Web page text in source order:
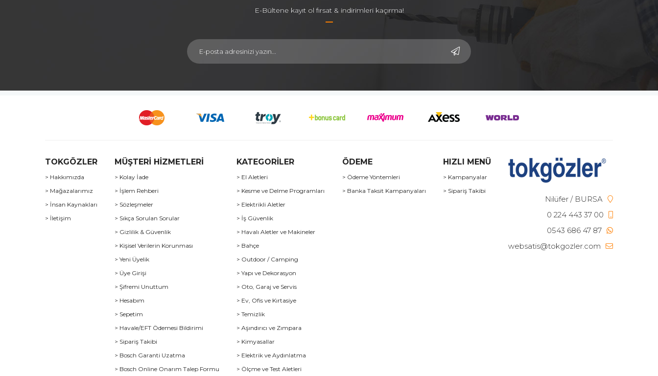
E-Bültene kayıt ol fırsat & indirimleri kaçırma!
TOKGÖZLER
> Hakkımızda
> Mağazalarımız
> İnsan Kaynakları
> İletişim
MÜŞTERİ HİZMETLERİ
> Kolay İade
> İşlem Rehberi
> Sözleşmeler
> Sıkça Sorulan Sorular
> Gizlilik & Güvenlik
> Kişisel Verilerin Korunması
> Yeni Üyelik
> Üye Girişi
> Şifremi Unuttum
> Hesabım
> Sepetim
> Havale/EFT Ödemesi Bildirimi
> Sipariş Takibi
> Bosch Garanti Uzatma
> Bosch Online Onarım Talep Formu
KATEGORİLER
> El Aletleri
> Kesme ve Delme Programları
> Elektrikli Aletler
> İş Güvenlik
> Havalı Aletler ve Makineler
> Bahçe
> Outdoor / Camping
> Yapı ve Dekorasyon
> Oto, Garaj ve Servis
> Ev, Ofis ve Kırtasiye
> Temizlik
> Aşındırıcı ve Zımpara
> Kimyasallar
> Elektrik ve Aydınlatma
> Ölçme ve Test Aletleri
ÖDEME
> Ödeme Yöntemleri
> Banka Taksit Kampanyaları
HIZLI MENÜ
> Kampanyalar
> Sipariş Takibi
Nilüfer / BURSA
0 224 443 37 00
0543 686 47 87
websatis@tokgozler.com